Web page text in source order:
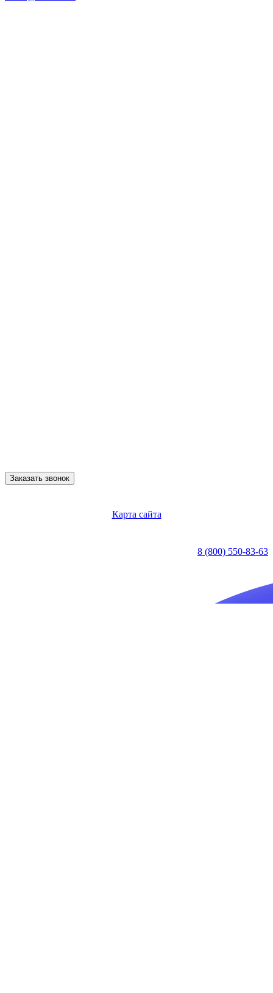
Заказать звонок
Карта сайта
8 (800) 550-83-63